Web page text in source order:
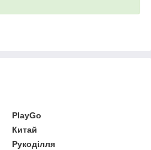
PlayGo
Китай
Рукоділля